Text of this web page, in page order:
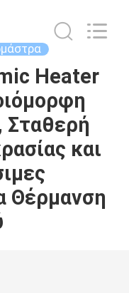
Heater
Σταθερή
και
Θέρμανση